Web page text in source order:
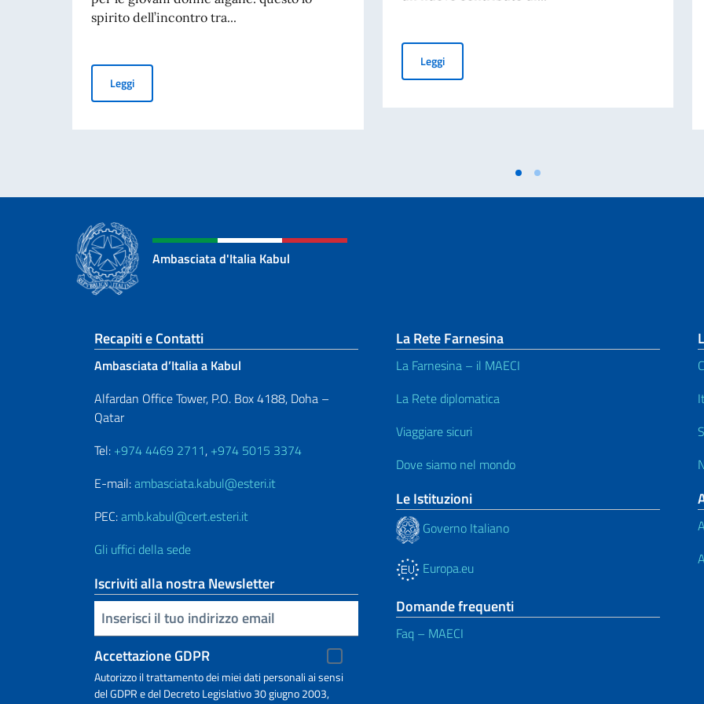
spirito dell’incontro tra...
LeggiFormazione digitale e nuove opportunità a favore di cinque ragazze afgane
LeggiNuovo contributo dell'Italia allo Special Trust Fund for
Ambasciata d'Italia Kabul
Sezione footer
Recapiti e Contatti
Ambasciata d’Italia a Kabul
Alfardan Office Tower, P.O. Box 4188, Doha –
Qatar
Tel: +974 4469 2711, +974 5015 3374
E-mail:ambasciata.kabul@esteri.it
PEC:amb.kabul@cert.esteri.it
Gli uffici della sede
Iscriviti alla nostra Newsletter
Inserisci la tua email
Accettazione GDPR
Autorizzo il trattamento dei miei dati personali ai sensi
del GDPR e del Decreto Legislativo 30 giugno 2003,
La Rete Farnesina
La Farnesina – il MAECI
La Rete diplomatica
Viaggiare sicuri
Dove siamo nel mondo
Le Istituzioni
Governo Italiano
Europa.eu
Domande frequenti
Faq – MAECI